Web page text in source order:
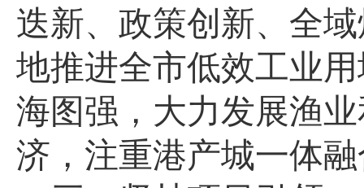
迭新、政策创新、全
地推进全市低效工业
海图强，大力发展渔
济，注重港产城一体